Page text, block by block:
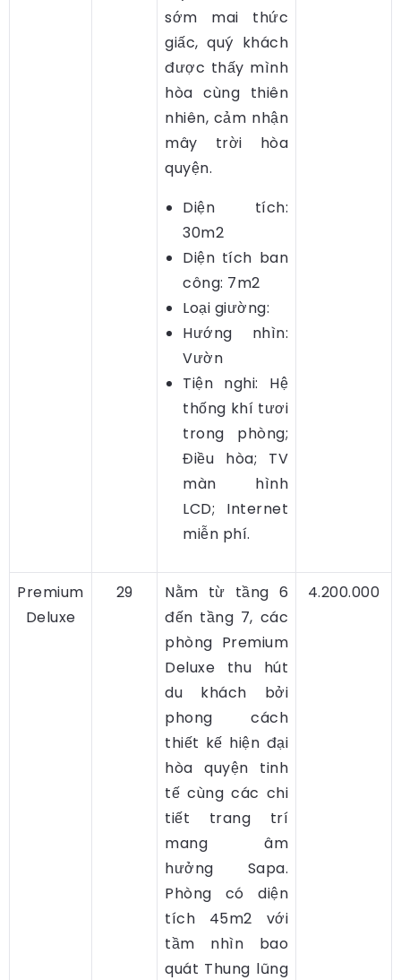
sớm mai thức
giấc, quý khách
được thấy mình
hòa cùng thiên
nhiên, cảm nhận
mây trời hòa
quyện.
Diện tích:
30m2
Diện tích ban
công: 7m2
Loại giường:
Hướng nhìn:
Vườn
Tiện nghi: Hệ
thống khí tươi
trong phòng;
Điều hòa; TV
màn hình
LCD; Internet
miễn phí.
Premium
Deluxe
29
Nằm từ tầng 6
đến tầng 7, các
phòng Premium
Deluxe thu hút
du khách bởi
phong cách
thiết kế hiện đại
hòa quyện tinh
tế cùng các chi
tiết trang trí
mang âm
hưởng Sapa.
Phòng có diện
tích 45m2 với
tầm nhìn bao
quát Thung lũng
4.200.000